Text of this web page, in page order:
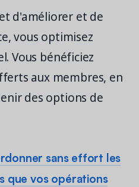
d'améliorer et de
vous optimisez
Vous bénéficiez
aux membres, en
des options de
sans effort les
que vos opérations